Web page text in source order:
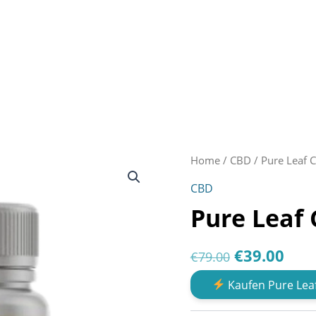
Home/ CBD / Pure Leaf
CBD
Pure Leaf
€79.00 Original
price
was:
€39.00
is:
Kaufen Pure